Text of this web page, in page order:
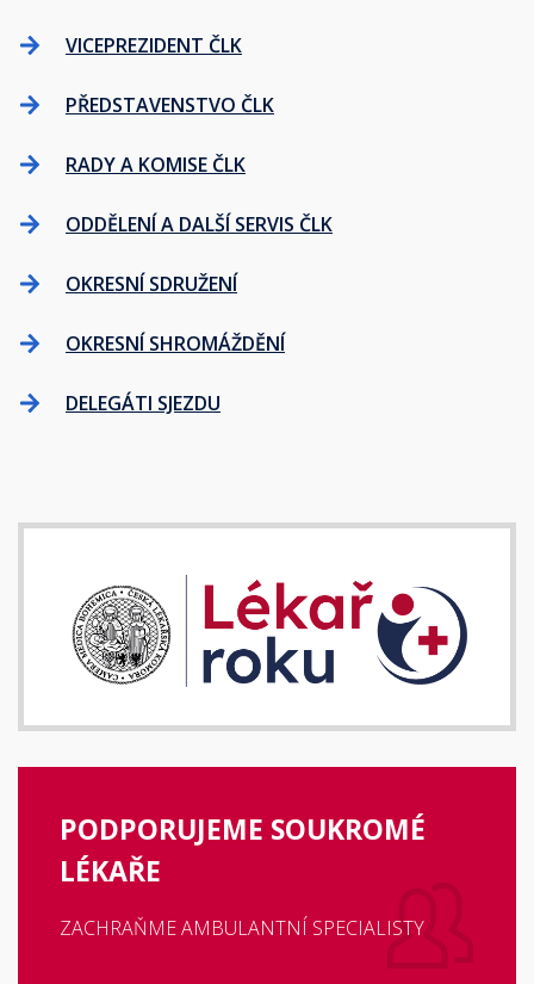
VICEPREZIDENT ČLK
PŘEDSTAVENSTVO ČLK
RADY A KOMISE ČLK
ODDĚLENÍ A DALŠÍ SERVIS ČLK
OKRESNÍ SDRUŽENÍ
OKRESNÍ SHROMÁŽDĚNÍ
DELEGÁTI SJEZDU
PODPORUJEME SOUKROMÉ
LÉKAŘE
ZACHRAŇME AMBULANTNÍ SPECIALISTY